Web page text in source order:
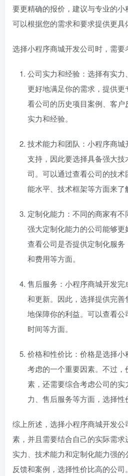
要更精确的报价，建议与专业的
可以根据您的需求和要求提供更具
选择小程序商城开发公司时，需要
公司实力和经验：选择有实
更好地满足你的需求，提供
看公司的历史项目案例、客
实力和经验。
技术能力和团队：小程序商
支持，因此要选择具备强大
司。可以通过查看公司的技
能水平、技术框架等方面来了
定制化能力：不同的商家有
强大定制化能力的公司能够
查看公司是否提供定制化服
和费用等方面。
售后服务：小程序商城开发
和更新。因此，选择提供完
地保障你的利益。可以查看
时间等方面。
价格和性价比：价格是选择
考虑的一个重要因素。不过
素，还需要综合考虑公司的
力、售后服务等方面，选择性
综上所述，选择小程序商城开发
素，并且需要结合自己的实际需
实力、技术能力和定制化能力强
反馈和案例，选择性价比高的公司。